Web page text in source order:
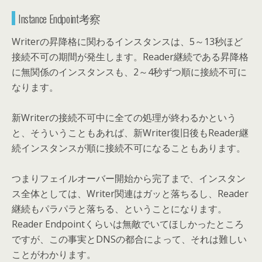
Instance Endpoint考察
Writerの昇降格に関わるインスタンスは、5～13秒ほど
接続不可の期間が発生します。Reader継続である昇降格
に無関係のインスタンスも、2～4秒ずつ順に接続不可に
なります。
新Writerの接続不可中に全ての処理が終わるかという
と、そういうこともあれば、新Writer復旧後もReader継
続インスタンスが順に接続不可になることもあります。
つまりフェイルオーバー開始から完了まで、インスタン
ス全体としては、Writer関連はガッと落ちるし、Reader
継続もパラパラと落ちる、ということになります。
Reader Endpointくらいは無敵でいてほしかったところ
ですが、この事実とDNSの都合によって、それは難しい
ことがわかります。